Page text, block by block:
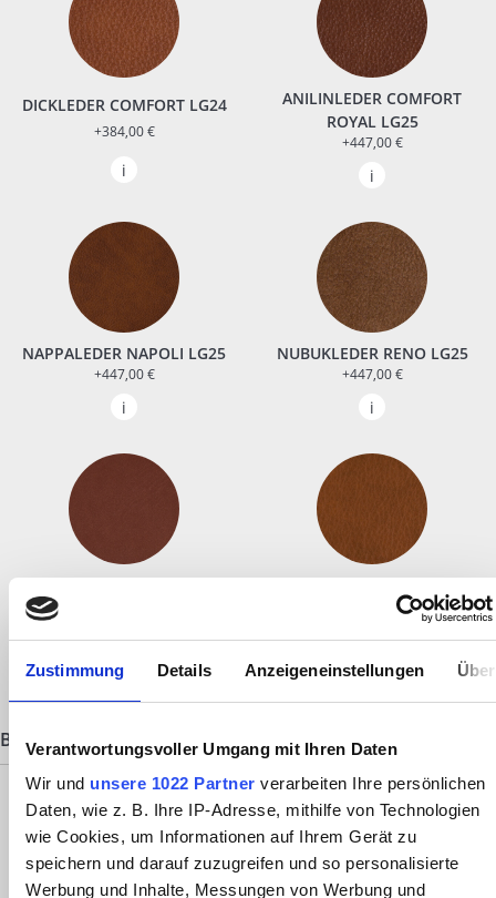
Zustimmung Details Anzeigeneinstellungen
Verantwortungsvoller Umgang mit Ihren Daten
Wir und unsere 1022 Partner verarbeiten Ihre persönlichen
Daten, wie z. B. Ihre IP-Adresse, mithilfe von Technologien
wie Cookies, um Informationen auf Ihrem Gerät zu
speichern und darauf zuzugreifen und so personalisierte
Werbung und Inhalte, Messungen von Werbung und
DICKLEDER COMFORT LG24
+384,00 €
ANILINLEDER COMFORT
ROYAL LG25
+447,00 €
NAPPALEDER NAPOLI LG25
+447,00 €
NUBUKLEDER RENO LG25
+447,00 €
BEZUGSFARBE
JOKER SAND 704 JOKER BRAUN 708 JOKER GRAU 745